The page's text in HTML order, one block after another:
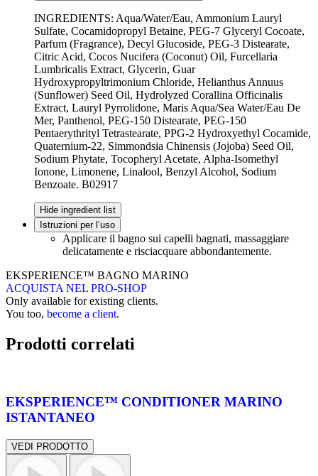
INGREDIENTS: Aqua/Water/Eau, Ammonium Lauryl
Sulfate, Cocamidopropyl Betaine, PEG-7 Glyceryl Cocoate,
Parfum (Fragrance), Decyl Glucoside, PEG-3 Distearate,
Citric Acid, Cocos Nucifera (Coconut) Oil, Furcellaria
Lumbricalis Extract, Glycerin, Guar
Hydroxypropyltrimonium Chloride, Helianthus Annuus
(Sunflower) Seed Oil, Hydrolyzed Corallina Officinalis
Extract, Lauryl Pyrrolidone, Maris Aqua/Sea Water/Eau De
Mer, Panthenol, PEG-150 Distearate, PEG-150
Pentaerythrityl Tetrastearate, PPG-2 Hydroxyethyl Cocamide,
Quaternium-22, Simmondsia Chinensis (Jojoba) Seed Oil,
Sodium Phytate, Tocopheryl Acetate, Alpha-Isomethyl
Ionone, Limonene, Linalool, Benzyl Alcohol, Sodium
Benzoate. B02917
Hide ingredient list
Istruzioni per l’uso
Applicare il bagno sui capelli bagnati, massaggiare
delicatamente e risciacquare abbondantemente.
EKSPERIENCE™ BAGNO MARINO
ACQUISTA NEL PRO-SHOP
Only available for existing clients.
You too, become a client.
Prodotti correlati
EKSPERIENCE™ CONDITIONER MARINO
ISTANTANEO
VEDI PRODOTTO